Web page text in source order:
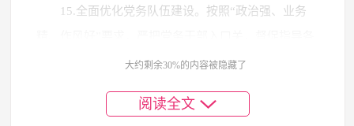
15.全面优化党务队伍建设。按照“政治强、业务
基层党组织选优配强专兼职党务干部。积极组织开展
持续提升党务队伍政治素养和履职能力。
大约剩余30%的内容被隐藏了
阅读全文